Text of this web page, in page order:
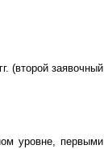
(второй заявочный
уровне, первыми